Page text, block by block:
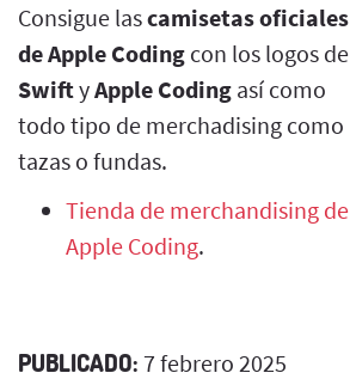
Consigue lascamisetas oficiales
de Apple Coding con los logos de
SwiftyApple Coding así como
todo tipo de merchadising como
tazas o fundas.
Tienda de merchandising de
Apple Coding.
PUBLICADO: 7 febrero 2025